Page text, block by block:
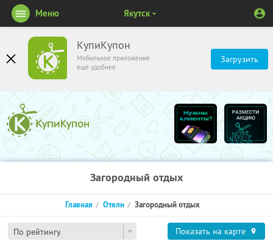
КупиКупон
Мобильное приложение
ещё удобнее
Загрузить
Меню Якутск
Загородный отдых
По рейтингу
Главная Отели Загородный отдых
Показать на карте